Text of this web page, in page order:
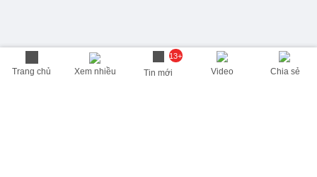
Trang chủ Xem nhiều
13+
Tin mới Video Chia sẻ